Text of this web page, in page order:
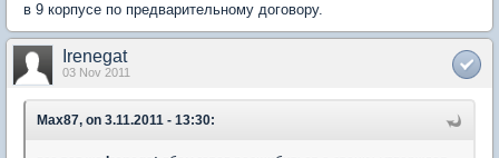
в 9 корпусе по предварительному договору.
Irenegat
03 Nov 2011
Max87, on 3.11.2011 - 13:30: